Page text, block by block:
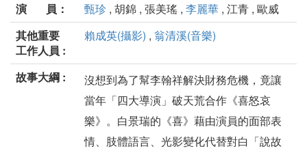
演 員：
甄珍 , 胡錦 , 張美瑤 , 李麗華 , 江青 , 歐威
其他重要
工作人員 :
賴成英(攝影) , 翁清溪(音樂)
故事大綱 :
沒想到為了幫李翰祥解決財務危機，竟讓
當年「四大導演」破天荒合作《喜怒哀
樂》。白景瑞的《喜》藉由演員的面部表
情、肢體語言、光影變化代替對白「說故